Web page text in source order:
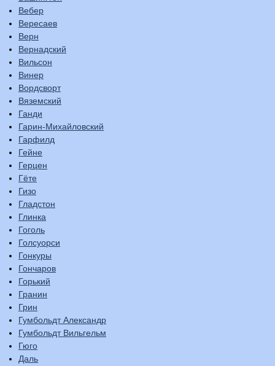
Вебер
Вересаев
Верн
Вернадский
Вильсон
Винер
Вордсворт
Вяземский
Ганди
Гарин-Михайловский
Гарфилд
Гейне
Герцен
Гёте
Гизо
Гладстон
Глинка
Гоголь
Голсуорси
Гонкуры
Гончаров
Горький
Гранин
Грин
Гумбольдт Александр
Гумбольдт Вильгельм
Гюго
Даль